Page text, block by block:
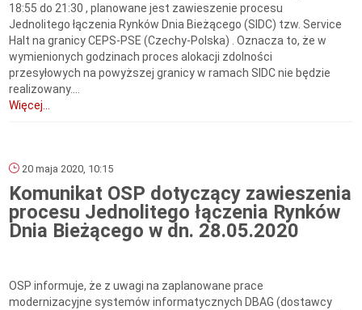
18:55 do 21:30 , planowane jest zawieszenie procesu
Jednolitego łączenia Rynków Dnia Bieżącego (SIDC) tzw. Service
Halt na granicy CEPS-PSE (Czechy-Polska) . Oznacza to, że w
wymienionych godzinach proces alokacji zdolności
przesyłowych na powyższej granicy w ramach SIDC nie będzie
realizowany....
Więcej...
20 maja 2020, 10:15
Komunikat OSP dotyczący zawieszenia
procesu Jednolitego łączenia Rynków
Dnia Bieżącego w dn. 28.05.2020
OSP informuje, że z uwagi na zaplanowane prace
modernizacyjne systemów informatycznych DBAG (dostawcy